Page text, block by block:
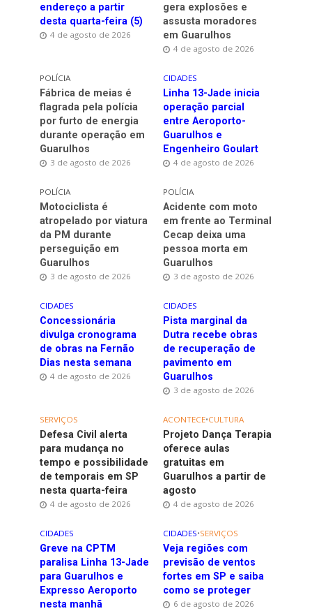
endereço a partir
desta quarta-feira (5)
4 de agosto de 2026
gera explosões e
assusta moradores
em Guarulhos
4 de agosto de 2026
POLÍCIA
Fábrica de meias é
flagrada pela polícia
por furto de energia
durante operação em
Guarulhos
3 de agosto de 2026
CIDADES
Linha 13-Jade inicia
operação parcial
entre Aeroporto-
Guarulhos e
Engenheiro Goulart
4 de agosto de 2026
POLÍCIA
Motociclista é
atropelado por viatura
da PM durante
perseguição em
Guarulhos
3 de agosto de 2026
POLÍCIA
Acidente com moto
em frente ao Terminal
Cecap deixa uma
pessoa morta em
Guarulhos
3 de agosto de 2026
CIDADES
Concessionária
divulga cronograma
de obras na Fernão
Dias nesta semana
4 de agosto de 2026
CIDADES
Pista marginal da
Dutra recebe obras
de recuperação de
pavimento em
Guarulhos
3 de agosto de 2026
SERVIÇOS
Defesa Civil alerta
para mudança no
tempo e possibilidade
de temporais em SP
nesta quarta-feira
4 de agosto de 2026
ACONTECE•CULTURA
Projeto Dança Terapia
oferece aulas
gratuitas em
Guarulhos a partir de
agosto
4 de agosto de 2026
CIDADES
Greve na CPTM
paralisa Linha 13-Jade
para Guarulhos e
Expresso Aeroporto
nesta manhã
CIDADES•SERVIÇOS
Veja regiões com
previsão de ventos
fortes em SP e saiba
como se proteger
6 de agosto de 2026